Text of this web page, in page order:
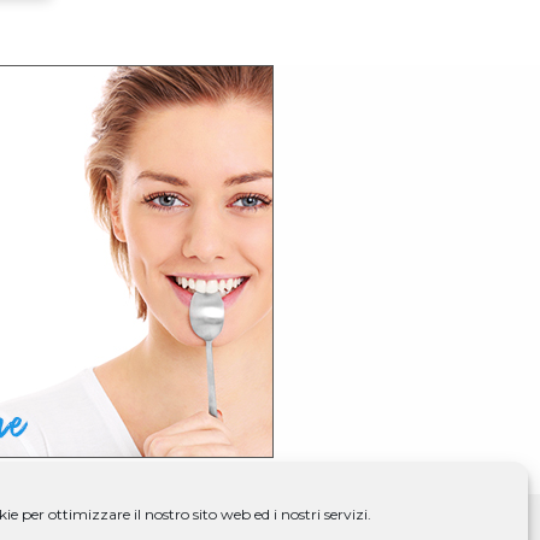
per ottimizzare il nostro sito web ed i nostri servizi.